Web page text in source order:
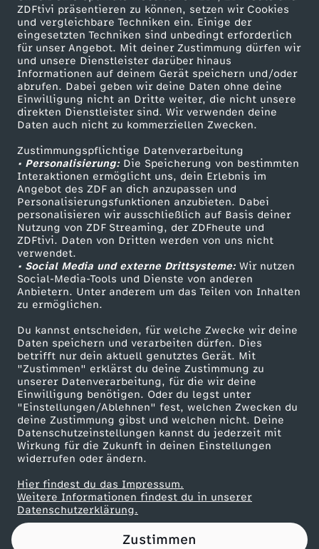
ZDFtivi präsentieren zu können, setzen wir Cookies
und vergleichbare Techniken ein. Einige der
eingesetzten Techniken sind unbedingt erforderlich
für unser Angebot. Mit deiner Zustimmung dürfen wir
und unsere Dienstleister darüber hinaus
Informationen auf deinem Gerät speichern und/oder
abrufen. Dabei geben wir deine Daten ohne deine
Einwilligung nicht an Dritte weiter, die nicht unsere
direkten Dienstleister sind. Wir verwenden deine
Daten auch nicht zu kommerziellen Zwecken.
Zustimmungspflichtige Datenverarbeitung
• Personalisierung:Die Speicherung von bestimmten
Interaktionen ermöglicht uns, dein Erlebnis im
Angebot des ZDF an dich anzupassen und
Personalisierungsfunktionen anzubieten. Dabei
personalisieren wir ausschließlich auf Basis deiner
Nutzung von ZDF Streaming, der ZDFheute und
ZDFtivi. Daten von Dritten werden von uns nicht
verwendet.
• Social Media und externe Drittsysteme:Wir nutzen
Social-Media-Tools und Dienste von anderen
Anbietern. Unter anderem um das Teilen von Inhalten
zu ermöglichen.
Du kannst entscheiden, für welche Zwecke wir deine
Daten speichern und verarbeiten dürfen. Dies
betrifft nur dein aktuell genutztes Gerät. Mit
"Zustimmen" erklärst du deine Zustimmung zu
unserer Datenverarbeitung, für die wir deine
Einwilligung benötigen. Oder du legst unter
"Einstellungen/Ablehnen" fest, welchen Zwecken du
deine Zustimmung gibst und welchen nicht. Deine
Datenschutzeinstellungen kannst du jederzeit mit
Wirkung für die Zukunft in deinen Einstellungen
widerrufen oder ändern.
Hier findest du das Impressum.
Weitere Informationen findest du in unserer
Datenschutzerklärung.
Zustimmen
r
i
n
m
i
t
E
r
i
c
-
P
o
d
c
a
Mehr ZDF
ZDF-Apps
Smart TV
ZDFtext
Livestreams
Sendungen A-Z
TV-Programm
Service
ZDFmitreden
Kontakt zum ZDF
Tickets
Zuschauerservice
Hilfe
ZDF Unternehmen
Karriere
ZDF goes Schule
Werbefernsehen
Mainzelmännchen
Partner